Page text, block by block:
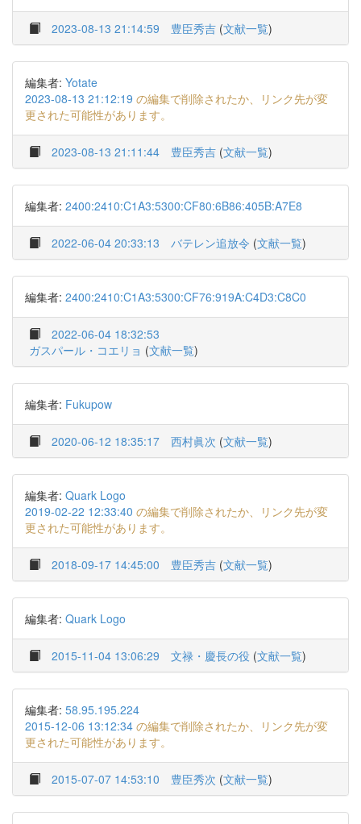
2023-08-13 21:14:59 豊臣秀吉 (文献一覧)
編集者: Yotate
2023-08-13 21:12:19 の編集で削除されたか、リンク先が変
更された可能性があります。
2023-08-13 21:11:44 豊臣秀吉 (文献一覧)
編集者: 2400:2410:C1A3:5300:CF80:6B86:405B:A7E8
2022-06-04 20:33:13 バテレン追放令 (文献一覧)
編集者: 2400:2410:C1A3:5300:CF76:919A:C4D3:C8C0
2022-06-04 18:32:53
ガスパール・コエリョ (文献一覧)
編集者: Fukupow
2020-06-12 18:35:17 西村眞次 (文献一覧)
編集者: Quark Logo
2019-02-22 12:33:40 の編集で削除されたか、リンク先が変
更された可能性があります。
2018-09-17 14:45:00 豊臣秀吉 (文献一覧)
編集者: Quark Logo
2015-11-04 13:06:29 文禄・慶長の役 (文献一覧)
編集者: 58.95.195.224
2015-12-06 13:12:34 の編集で削除されたか、リンク先が変
更された可能性があります。
2015-07-07 14:53:10 豊臣秀次 (文献一覧)